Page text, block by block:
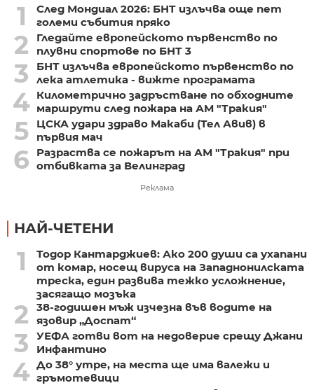
1
След Мондиал 2026: БНТ излъчва още пет
големи събития пряко
2
Гледайте европейското първенство по
плувни спортове по БНТ 3
3
БНТ излъчва европейското първенство по
лека атлетика - вижте програмата
4 Километрично задръстване по обходните
маршрути след пожара на АМ "Тракия"
5
ЦСКА удари здраво Макаби (Тел Авив) в
първия мач
6
Разраства се пожарът на АМ "Тракия" при
отбивката за Велинград
Реклама
НАЙ-ЧЕТЕНИ
1
Тодор Кантарджиев: Ако 200 души са ухапани
от комар, носещ вируса на Западнонилската
треска, един развива тежко усложнение,
засягащо мозъка
2
38-годишен мъж изчезна във водите на
язовир „Доспат“
3
УЕФА готви вот на недоверие срещу Джани
Инфантино
4 До 38° утре, на места ще има валежи и
гръмотевици